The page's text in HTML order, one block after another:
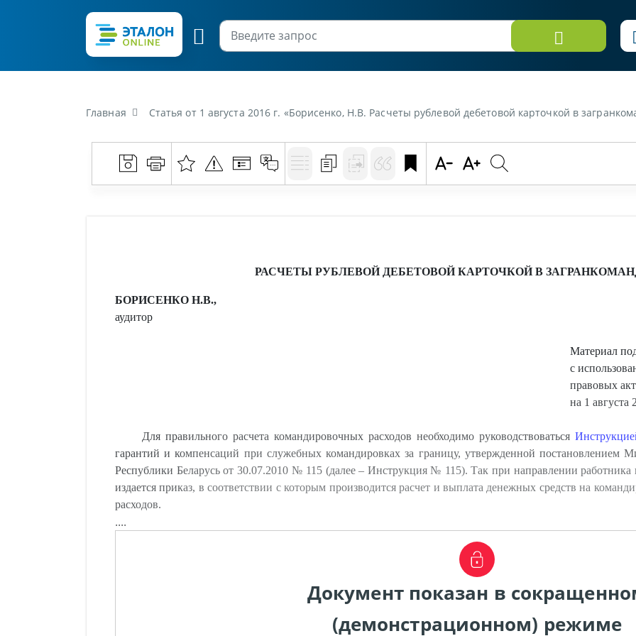
Главная Статья от 1 августа 2016 г. «Борисенко, Н.В. Расчеты рублевой дебетовой карточкой в
РАСЧЕТЫ РУБЛЕВОЙ ДЕБЕТОВОЙ КАРТОЧКОЙ В
БОРИСЕНКО Н.В.,
аудитор
Материал
с
правовых
на 1 августа
Для правильного расчета командировочных расходов необходимо руководствоваться
гарантий и компенсаций при служебных командировках за границу, утвержденной постановлением
Республики Беларусь от 30.07.2010 № 115 (далее – Инструкция № 115). Так при направлении
издается приказ, в соответствии с которым производится расчет и выплата денежных средств на
расходов.
....
Документ показан в
(демонстрационном) режиме